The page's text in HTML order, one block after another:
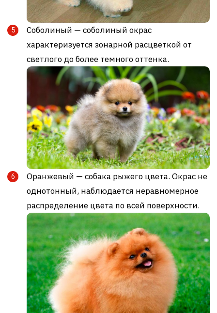
Соболиный — соболиный окрас
характеризуется зонарной расцветкой от
светлого до более темного оттенка.
Оранжевый — собака рыжего цвета. Окрас не
однотонный, наблюдается неравномерное
распределение цвета по всей поверхности.